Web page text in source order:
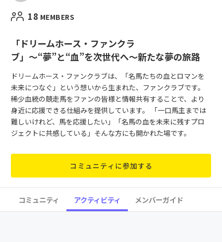
18 MEMBERS
「ドリームホース・ファンクラ
ブ」〜“夢”と“血”を次世代へ〜新たな夢の旅路
ドリームホース・ファンクラブは、「名馬たちの血とロマンを
未来につなぐ」という想いから生まれた、ファンクラブです。
稀少血統の競走馬をファンの皆様と情報共有することで、より
身近に応援できる仕組みを提供しています。 「一口馬主までは
難しいけれど、馬を応援したい」「名馬の血を未来に残すプロ
ジェクトに共感している」そんな方にも開かれた場です。
コミュニティに参加する
コミュニティ アクティビティ メンバーガイド